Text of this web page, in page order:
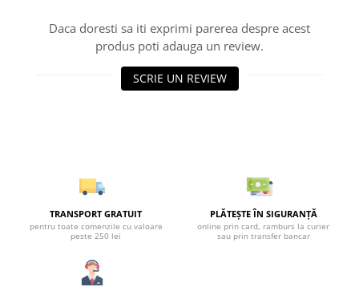
Daca doresti sa iti exprimi parerea despre acest
produs poti adauga un review.
SCRIE UN REVIEW
TRANSPORT GRATUIT
pentru toate comenzile cu valoare
peste 250 lei
PLĂTEȘTE ÎN SIGURANȚĂ
online prin card, ramburs la curier
sau prin transfer bancar